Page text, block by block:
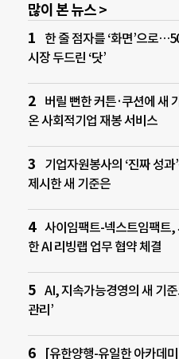
많이 본 뉴스 >
한 줄 점자를 ‘화면’으로
시장 두드린 ‘닷’
버릴 뻔한 커튼·쿠션에 새
온 사회적기업 재봉 서비스
기업자원봉사의 ‘진짜 성
제시한 새 기준은
사이임팩트-넥스트임팩트,
한 AI 리빙랩 업무 협약 체결
AI, 지속가능경영의 새 기
관리’
[유한양행-유일한 아카데